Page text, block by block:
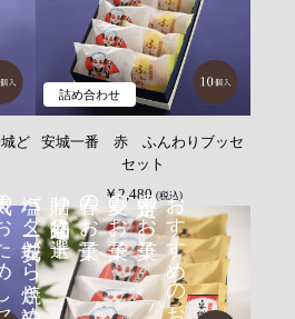
おすすめのお菓子
定番のお菓子
夏のお菓子
春のお菓子
贈り物好適品 十選
塩バター安城どら焼き詰め合わせ
セット
ど
詰め合わせ
安城一番 赤 ふんわりブッセ
セット
￥2,480 (税込)